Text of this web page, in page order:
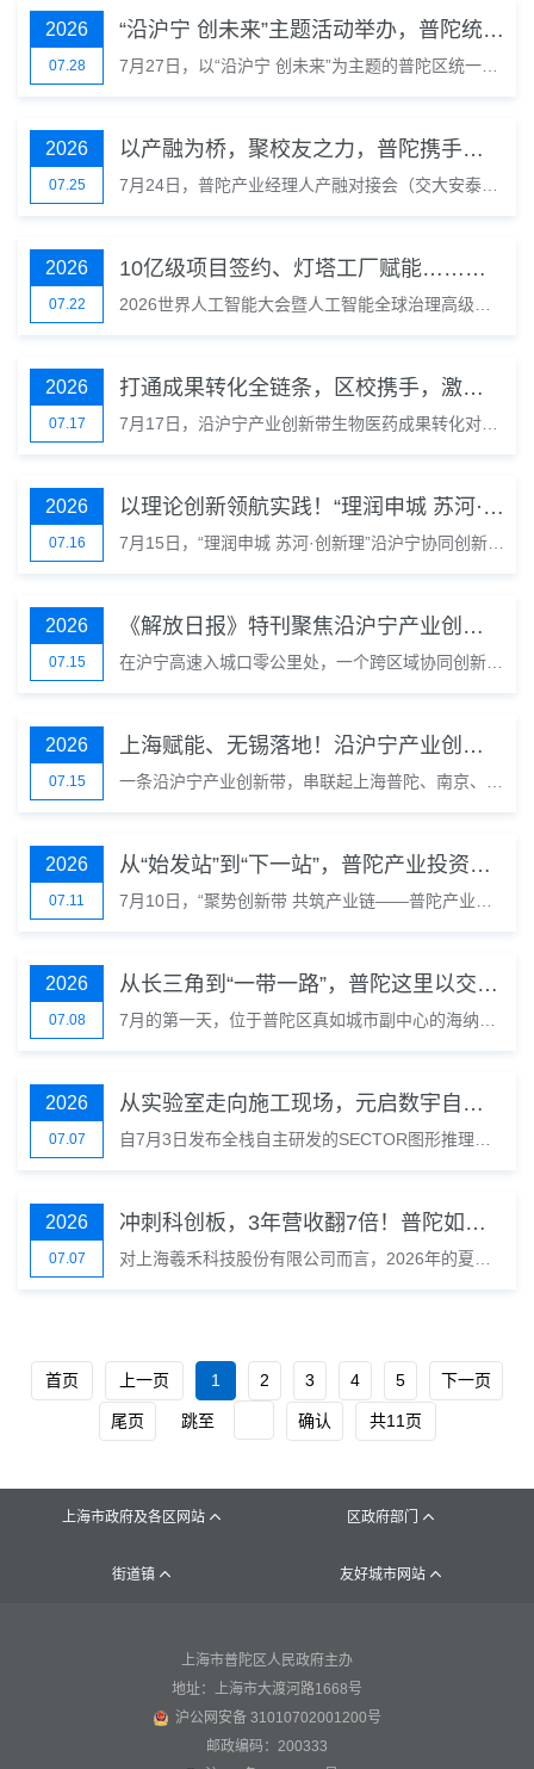
2026
07.28
“沿沪宁 创未来”主题活动举办，普陀统一战线服务青年创新创业矩阵项目再扩容
7月27日，以“沿沪宁 创未来”为主题的普陀区统一战线服务青年创新创业主题活动举行。本次活动是上海统一战线服务青年创新创业工作年度第31个矩阵项目。上海市委统战部副部长、市工商联党组书记张峰，普陀区委常委、统战部部长魏静出席活动。
2026
07.25
以产融为桥，聚校友之力，普陀携手交大安泰共拓沿沪宁产业新赛道
7月24日，普陀产业经理人产融对接会（交大安泰专场）、“岭郅杯”2026年第六届交大安泰经济与管理学院思源汇校友创业大赛暨2026「聚能启行」上海·汽车与新能源行业协会专场活动在信泰中心成功举办。来自普陀区相关委办局、交大安泰经济学院校友会、上海银行、普陀区产业投资经理人及企业代表齐聚苏州河畔，进一步深化“政银校”联动合作，搭建资本与项目的对接桥梁，构建普陀产融协同创新生态。
2026
07.22
10亿级项目签约、灯塔工厂赋能……世界人工智能大会上的“普陀力量”正在沿沪宁产业创新带上加速奔涌
2026世界人工智能大会暨人工智能全球治理高级别会议（WAIC）已在上海落下帷幕。中共中央总书记、国家主席、中央军委主席习近平在大会开幕式上发表主旨讲话，全面系统阐述中国对于人工智能发展和治理的政策立场和理念主张，并宣布中国支持全球人工智能发展重大举措，为推动我国人工智能健康有序发展提供了根本遵循，也为全球人工智能发展与治理指明了方向。
2026
07.17
打通成果转化全链条，区校携手，激活沿沪宁产业创新带新动能
7月17日，沿沪宁产业创新带生物医药成果转化对接暨普陀区—同济大学创新生态共建推进会举行，区校双方在成果转化领域迈入长效化、机制化、全链条共建的新阶段。同济大学党委常务副书记朱小杰，区委副书记赵勇出席活动。
2026
07.16
以理论创新领航实践！“理润申城 苏河·创新理”沿沪宁协同创新理论对话活动举行
7月15日，“理润申城 苏河·创新理”沿沪宁协同创新理论对话活动举行。市社联党组书记、专职副主席王为松，解放日报社党委书记、社长缪克构，普陀区委书记胡广杰，区委副书记赵勇，区委常委、宣传部部长刘东昌，市社联副主席、上海社科院世界中国学所所长沈桂龙出席。
2026
07.15
《解放日报》特刊聚焦沿沪宁产业创新带：产业协同激活长三角动能
在沪宁高速入城口零公里处，一个跨区域协同创新的枢纽正在加速运转。
2026
07.15
上海赋能、无锡落地！沿沪宁产业创新带让创新资源自由流淌
一条沿沪宁产业创新带，串联起上海普陀、南京、无锡、常州、苏州、南通、扬州、镇江、泰州“八市一区”，是中国经济发展最具活力、创新浓度最高的经济走廊之一。在这条走廊上，上海普陀是“始发站”和“桥头堡”，而无锡则是重要节点城市。
2026
07.11
从“始发站”到“下一站”，普陀产业投资经理人走进沿沪宁（苏州专场）活动举行
7月10日，“聚势创新带 共筑产业链——普陀产业投资经理人走进沿沪宁”苏州专场如约而至。来自普陀区相关委办局、中欧校友总部、清华大学苏州校友会、华东师大苏州校友会、普陀产业投资经理人和苏州市的科创企业代表齐聚金鸡湖畔，共抓沿沪宁产业创新带的发展机遇，展开一场跨区域的产融对话。
2026
07.08
从长三角到“一带一路”，普陀这里以交流打开更多可能
7月的第一天，位于普陀区真如城市副中心的海纳数创中心迎来了一批特殊的客人。来自多个“一带一路”共建国家的20多位专家与学员，走进普陀城市会客厅和科技成果展厅，并与普陀区数据局、真如城市副中心、全球工业人工智能联盟卓越中心、上海市数字公共服务中心（海纳小镇）及本地企业代表围坐一堂，围绕人工智能应用、数字产品出海等议题，开展深入交流。
2026
07.07
从实验室走向施工现场，元启数宇自研工业图形AI打通设计全链条
自7月3日发布全栈自主研发的SECTOR图形推理决策大模型以来，位于上海国际数字广告园的元启数宇数字科技有限公司门庭若市，电话一个接一个，客户一拨挨着一拨。“刚接待完镇江，下午3点还有一拨。发布会一开，大家就知道我们真的能干活了。”元启数宇研发中心CTO王清宇说。
2026
07.07
冲刺科创板，3年营收翻7倍！普陀如何助力羲禾科技撬动全球市场？
对上海羲禾科技股份有限公司而言，2026年的夏天可谓双喜临门。6月30日，这家全球硅光集成芯片领域的国际技术领导者科创板IPO申请正式获得上交所受理；仅仅两天后，其牵头完成的“高性能光集成与光电协同封装技术及产业化”项目又一举摘得2025年度上海市科学技术奖的科技进步奖一等奖。
首页 上一页 1 2 3 4 5 下一页
尾页 跳至 确认 共11页
上海市政府及各区网站  区政府部门 
街道镇  友好城市网站 
上海市普陀区人民政府主办
地址：上海市大渡河路1668号
沪公网安备 31010702001200号
邮政编码：200333